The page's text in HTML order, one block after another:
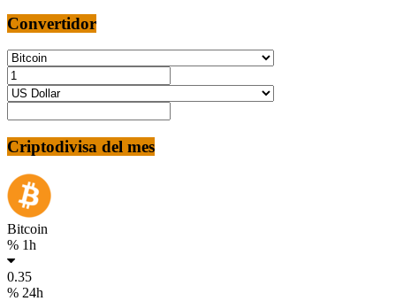
Convertidor
Criptodivisa del mes
Bitcoin
% 1h
0.35
% 24h